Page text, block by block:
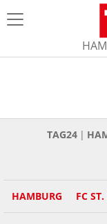
TAG24
HAMBURG FC